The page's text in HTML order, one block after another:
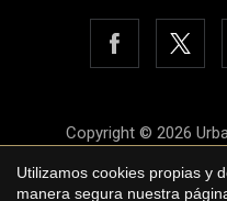
Copyright © 2026
Utilizamos cookies propias y
manera segura nuestra